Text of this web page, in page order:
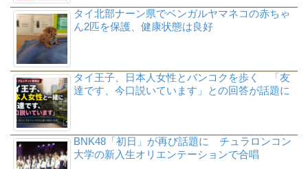
タイ北部ナーン県でベンガルヤマネコの赤ちゃ
ん2匹を保護、健康状態は良好
タイ王子、日本人女性とバンコクを歩く 「友
達です、今口説いています」との回答が話題に
BNK48「初日」が再び話題に チュラロンコン
大学の新入生オリエンテーションで合唱